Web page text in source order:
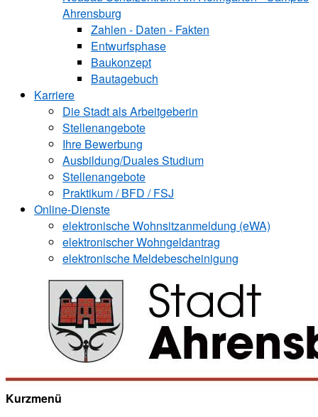
Ahrensburg
Zahlen - Daten - Fakten
Entwurfsphase
Baukonzept
Bautagebuch
Karriere
Die Stadt als Arbeitgeberin
Stellenangebote
Ihre Bewerbung
Ausbildung/Duales Studium
Stellenangebote
Praktikum / BFD / FSJ
Online-Dienste
elektronische Wohnsitzanmeldung (eWA)
elektronischer Wohngeldantrag
elektronische Meldebescheinigung
Kurzmenü